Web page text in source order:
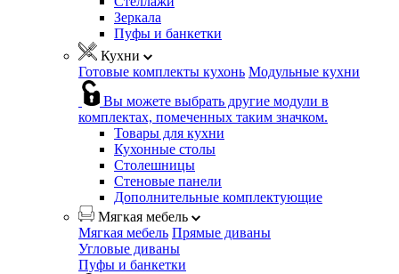
Зеркала
Пуфы и банкетки
Кухни
Готовые комплекты кухонь Модульные кухни
Вы можете выбрать другие модули в
комплектах, помеченных таким значком.
Товары для кухни
Кухонные столы
Столешницы
Стеновые панели
Дополнительные комплектующие
Мягкая мебель
Мягкая мебель Прямые диваны
Угловые диваны
Пуфы и банкетки